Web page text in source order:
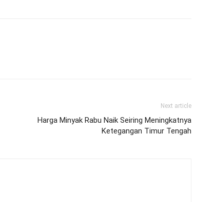
Next article
Harga Minyak Rabu Naik Seiring Meningkatnya
Ketegangan Timur Tengah